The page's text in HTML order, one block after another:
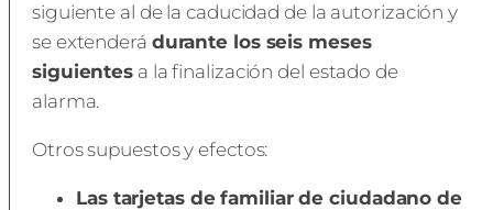
siguiente al de la caducidad de la autorización y
se extenderá durante los seis meses
siguientes a la finalización del estado de
alarma.
Otros supuestos y efectos:
Las tarjetas de familiar de ciudadano de